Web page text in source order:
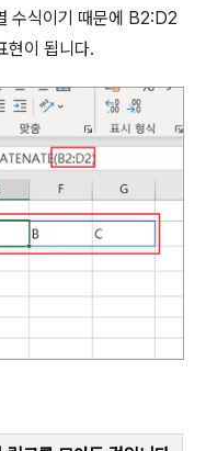
수식이기 때문에 B2:D2
현이 됩니다.